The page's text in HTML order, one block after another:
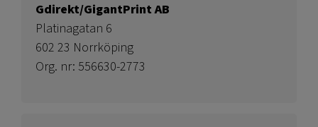
Gdirekt/GigantPrint AB
Platinagatan 6
602 23 Norrköping
Org. nr: 556630-2773